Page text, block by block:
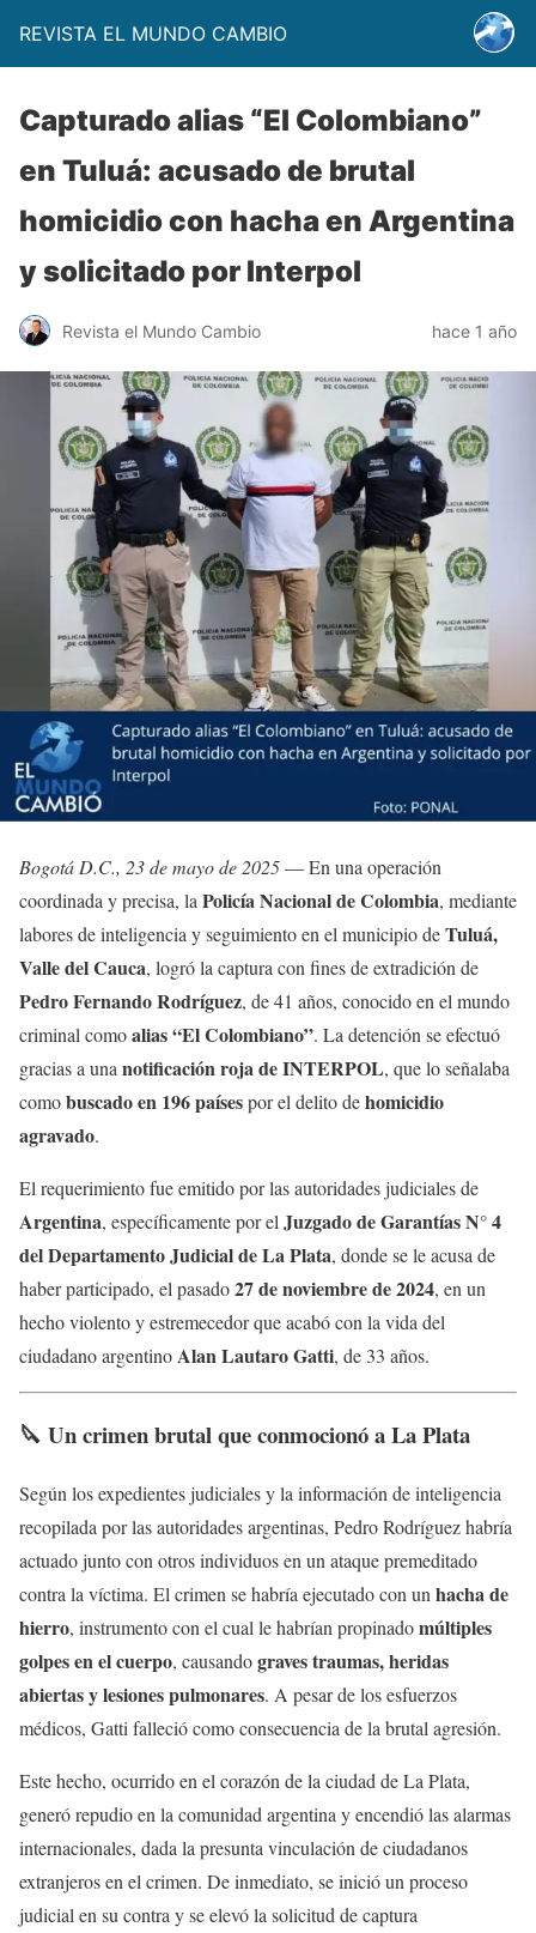
REVISTA EL MUNDO CAMBIO
Capturado alias “El Colombiano”
en Tuluá: acusado de brutal
homicidio con hacha en Argentina
y solicitado por Interpol
Revista el Mundo Cambio hace 1 año
Bogotá D.C., 23 de mayo de 2025— En una operación
coordinada y precisa, la Policía Nacional de Colombia, mediante
labores de inteligencia y seguimiento en el municipio deTuluá,
Valle del Cauca, logró la captura con fines de extradición de
Pedro Fernando Rodríguez, de 41 años, conocido en el mundo
criminal comoalias “El Colombiano”. La detención se efectuó
gracias a una notificación roja de INTERPOL, que lo señalaba
comobuscado en 196 paísespor el delito dehomicidio
agravado.
El requerimiento fue emitido por las autoridades judiciales de
Argentina, específicamente por el Juzgado de Garantías N° 4
del Departamento Judicial de La Plata, donde se le acusa de
haber participado, el pasado27 de noviembre de 2024, en un
hecho violento y estremecedor que acabó con la vida del
ciudadano argentinoAlan Lautaro Gatti, de 33 años.
🔪 Un crimen brutal que conmocionó a La Plata
Según los expedientes judiciales y la información de inteligencia
recopilada por las autoridades argentinas, Pedro Rodríguez habría
actuado junto con otros individuos en un ataque premeditado
contra la víctima. El crimen se habría ejecutado con un hacha de
hierro, instrumento con el cual le habrían propinadomúltiples
golpes en el cuerpo, causandograves traumas, heridas
abiertas y lesiones pulmonares. A pesar de los esfuerzos
médicos, Gatti falleció como consecuencia de la brutal agresión.
Este hecho, ocurrido en el corazón de la ciudad de La Plata,
generó repudio en la comunidad argentina y encendió las alarmas
internacionales, dada la presunta vinculación de ciudadanos
extranjeros en el crimen. De inmediato, se inició un proceso
judicial en su contra y se elevó la solicitud de captura